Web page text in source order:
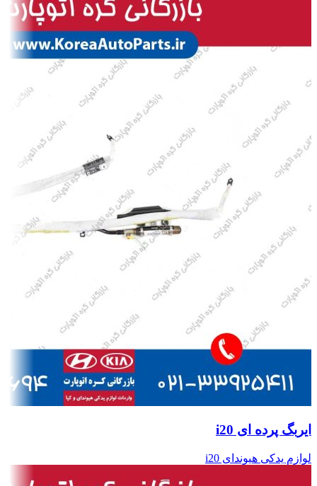
ایربگ پرده ای i20
لوازم یدکی هیوندای i20